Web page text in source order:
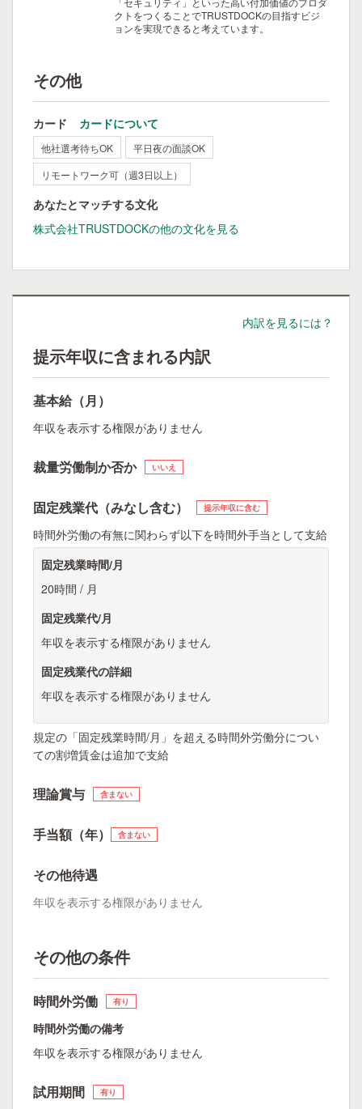
クトをつくることでTRUSTDOCKの目指すビジ
ョンを実現できると考えています。
その他
カード カードについて
他社選考待ちOK
平日夜の面談OK
リモートワーク可（週3日以上）
あなたとマッチする文化
株式会社TRUSTDOCKの他の文化を見る
内訳を見るには？
提示年収に含まれる内訳
基本給（月）
年収を表示する権限がありません
裁量労働制か否か いいえ
固定残業代（みなし含む） 提示年収に含む
時間外労働の有無に関わらず以下を時間外手当として支給
固定残業時間/月
20時間 / 月
固定残業代/月
年収を表示する権限がありません
固定残業代の詳細
年収を表示する権限がありません
規定の「固定残業時間/月」を超える時間外労働分につい
ての割増賃金は追加で支給
理論賞与 含まない
手当額（年） 含まない
その他待遇
年収を表示する権限がありません
その他の条件
時間外労働 有り
時間外労働の備考
年収を表示する権限がありません
試用期間 有り